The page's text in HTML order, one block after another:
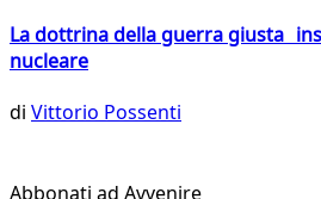
La dottrina della guerra giusta
nucleare
di Vittorio Possenti
Abbonati ad Avvenire